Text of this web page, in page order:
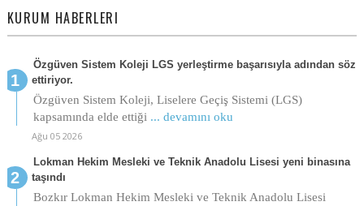
KURUM HABERLERI
Özgüven Sistem Koleji LGS yerleştirme başarısıyla adından söz
ettiriyor.
Özgüven Sistem Koleji, Liselere Geçiş Sistemi (LGS)
kapsamında elde ettiği ... devamını oku
Ağu 05 2026
Lokman Hekim Mesleki ve Teknik Anadolu Lisesi yeni binasına
taşındı
Bozkır Lokman Hekim Mesleki ve Teknik Anadolu Lisesi